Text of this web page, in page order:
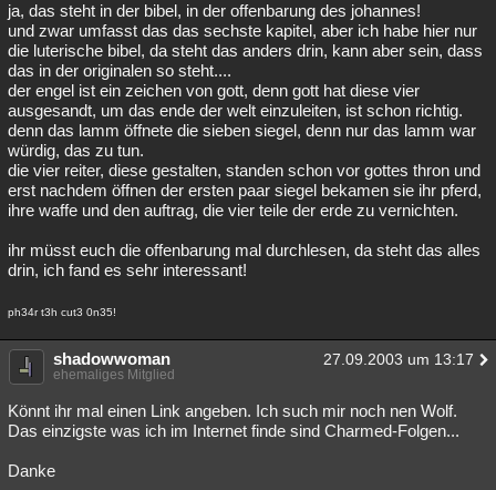
ja, das steht in der bibel, in der offenbarung des johannes!
und zwar umfasst das das sechste kapitel, aber ich habe hier nur
die luterische bibel, da steht das anders drin, kann aber sein, dass
das in der originalen so steht....
der engel ist ein zeichen von gott, denn gott hat diese vier
ausgesandt, um das ende der welt einzuleiten, ist schon richtig.
denn das lamm öffnete die sieben siegel, denn nur das lamm war
würdig, das zu tun.
die vier reiter, diese gestalten, standen schon vor gottes thron und
erst nachdem öffnen der ersten paar siegel bekamen sie ihr pferd,
ihre waffe und den auftrag, die vier teile der erde zu vernichten.
ihr müsst euch die offenbarung mal durchlesen, da steht das alles
drin, ich fand es sehr interessant!
ph34r t3h cut3 0n35!
shadowwoman 27.09.2003 um 13:17
ehemaliges Mitglied
Könnt ihr mal einen Link angeben. Ich such mir noch nen Wolf.
Das einzigste was ich im Internet finde sind Charmed-Folgen...
Danke